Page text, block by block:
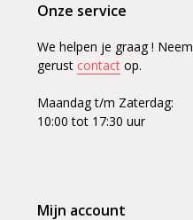
Onze service
We helpen je graag ! Neem
gerust contact op.
Maandag t/m Zaterdag:
10:00 tot 17:30 uur
Mijn account